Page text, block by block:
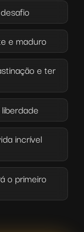
e maduro
e ter
incrível
o primeiro